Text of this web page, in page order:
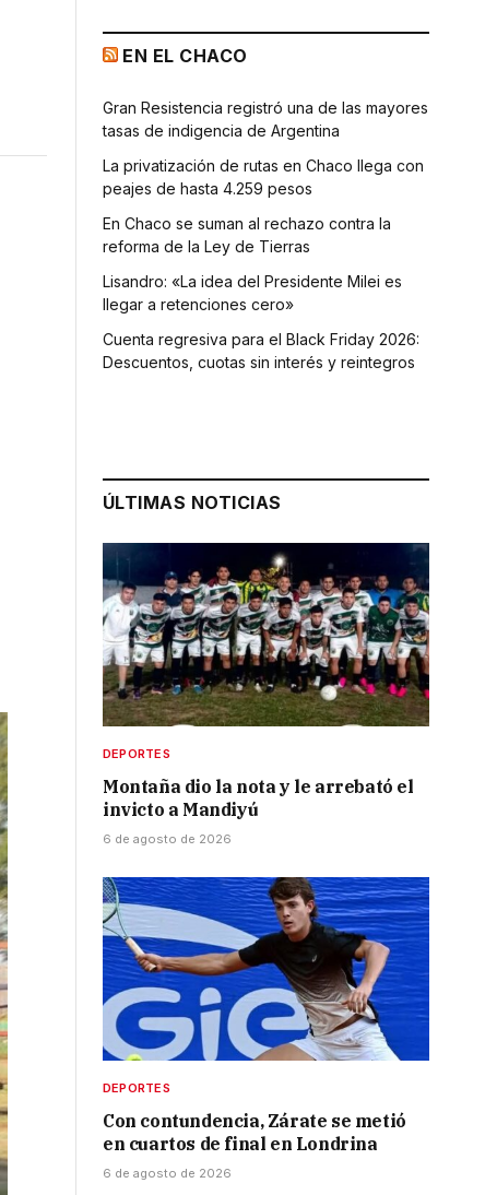
EN EL CHACO
Gran Resistencia registró una de las mayores
tasas de indigencia de Argentina
La privatización de rutas en Chaco llega con
peajes de hasta 4.259 pesos
En Chaco se suman al rechazo contra la
reforma de la Ley de Tierras
Lisandro: «La idea del Presidente Milei es
llegar a retenciones cero»
Cuenta regresiva para el Black Friday 2026:
Descuentos, cuotas sin interés y reintegros
ÚLTIMAS NOTICIAS
DEPORTES
Montaña dio la nota y le arrebató el
invicto a Mandiyú
6 de agosto de 2026
DEPORTES
Con contundencia, Zárate se metió
en cuartos de final en Londrina
6 de agosto de 2026